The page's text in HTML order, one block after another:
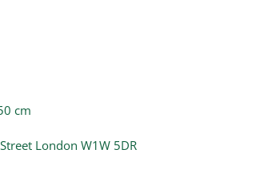
cm
London W1W 5DR